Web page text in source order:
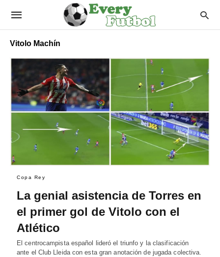
Vitolo Machín
Copa Rey
La genial asistencia de Torres en
el primer gol de Vitolo con el
Atlético
El centrocampista español lideró el triunfo y la clasificación
ante el Club Lleida con esta gran anotación de jugada colectiva.